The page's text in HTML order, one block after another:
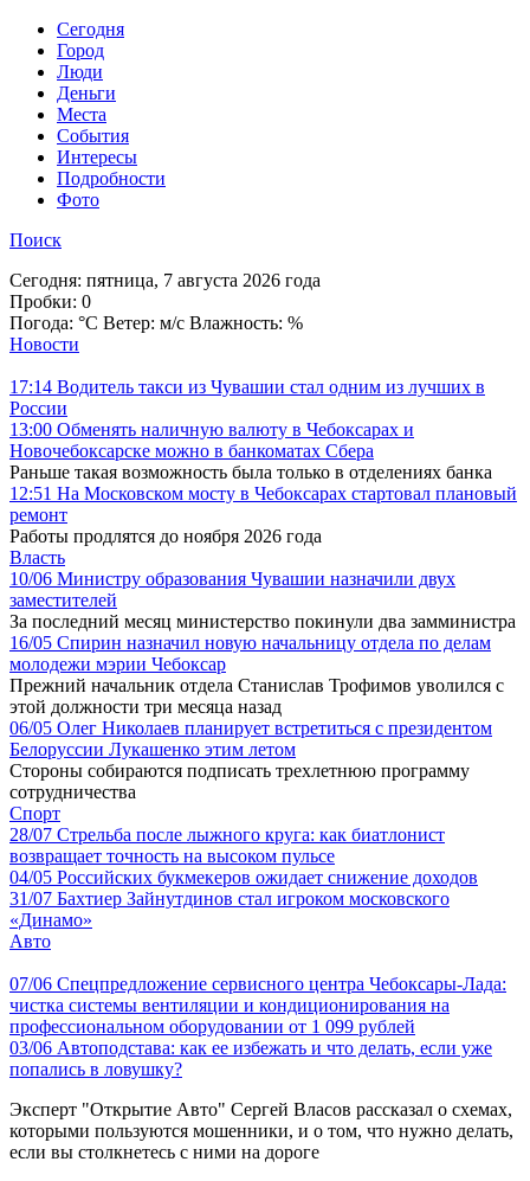
Cегодня
Город
Люди
Деньги
Места
События
Интересы
Подробности
Фото
Поиск
Сегодня: пятница, 7 августа 2026 года
Пробки: 0
Погода: °C Ветер: м/с Влажность: %
Новости
17:14 Водитель такси из Чувашии стал одним из лучших в
России
13:00 Обменять наличную валюту в Чебоксарах и
Новочебоксарске можно в банкоматах Сбера
Раньше такая возможность была только в отделениях банка
12:51 На Московском мосту в Чебоксарах стартовал плановый
ремонт
Работы продлятся до ноября 2026 года
Власть
10/06 Министру образования Чувашии назначили двух
заместителей
За последний месяц министерство покинули два замминистра
16/05 Спирин назначил новую начальницу отдела по делам
молодежи мэрии Чебоксар
Прежний начальник отдела Станислав Трофимов уволился с
этой должности три месяца назад
06/05 Олег Николаев планирует встретиться с президентом
Белоруссии Лукашенко этим летом
Стороны собираются подписать трехлетнюю программу
сотрудничества
Спорт
28/07 Стрельба после лыжного круга: как биатлонист
возвращает точность на высоком пульсе
04/05 Российских букмекеров ожидает снижение доходов
31/07 Бахтиер Зайнутдинов стал игроком московского
«Динамо»
Авто
07/06 Спецпредложение сервисного центра Чебоксары-Лада:
чистка системы вентиляции и кондиционирования на
профессиональном оборудовании от 1 099 рублей
03/06 Автоподстава: как ее избежать и что делать, если уже
попались в ловушку?
Эксперт "Открытие Авто" Сергей Власов рассказал о схемах,
которыми пользуются мошенники, и о том, что нужно делать,
если вы столкнетесь с ними на дороге